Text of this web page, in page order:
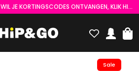
WIL JE KORTINGSCODES ONTVANGEN, KLIK HIER :)
Sale